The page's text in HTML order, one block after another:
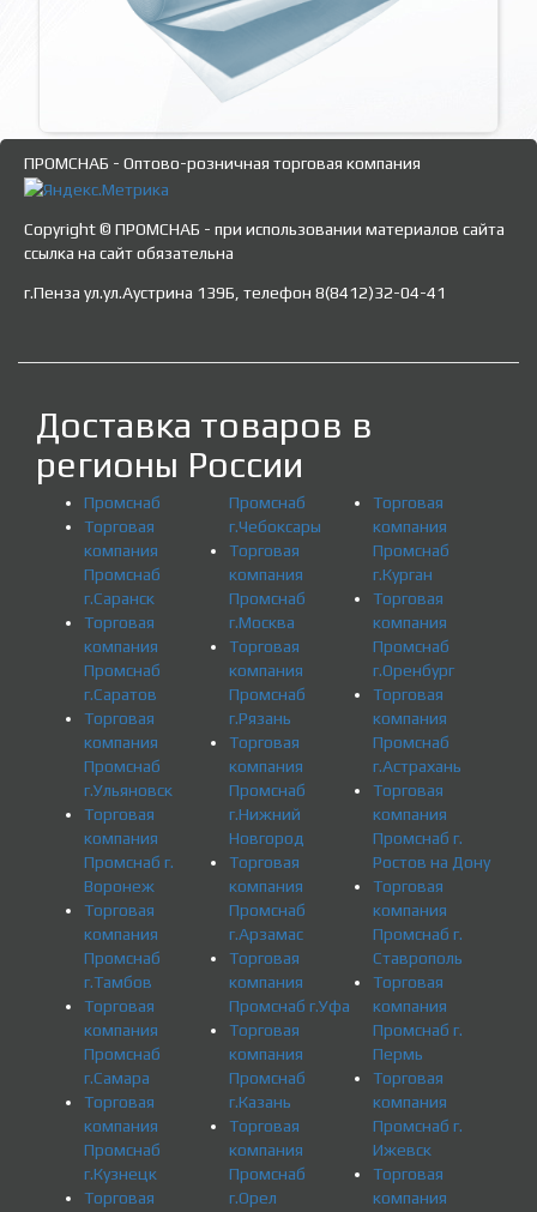
ПРОМСНАБ - Оптово-розничная торговая компания
Copyright © ПРОМСНАБ - при использовании материалов сайта
ссылка на сайт обязательна
г.Пенза ул.ул.Аустрина 139Б, телефон 8(8412)32-04-41
Доставка товаров в
регионы России
Промснаб
Торговая
компания
Промснаб
г.Саранск
Торговая
компания
Промснаб
г.Саратов
Торговая
компания
Промснаб
г.Ульяновск
Торговая
компания
Промснаб г.
Воронеж
Торговая
компания
Промснаб
г.Тамбов
Торговая
компания
Промснаб
г.Самара
Торговая
компания
Промснаб
г.Кузнецк
Торговая
Промснаб
г.Чебоксары
Торговая
компания
Промснаб
г.Москва
Торговая
компания
Промснаб
г.Рязань
Торговая
компания
Промснаб
г.Нижний
Новгород
Торговая
компания
Промснаб
г.Арзамас
Торговая
компания
Промснаб г.Уфа
Торговая
компания
Промснаб
г.Казань
Торговая
компания
Промснаб
г.Орел
Торговая
компания
Промснаб
г.Курган
Торговая
компания
Промснаб
г.Оренбург
Торговая
компания
Промснаб
г.Астрахань
Торговая
компания
Промснаб г.
Ростов на Дону
Торговая
компания
Промснаб г.
Ставрополь
Торговая
компания
Промснаб г.
Пермь
Торговая
компания
Промснаб г.
Ижевск
Торговая
компания